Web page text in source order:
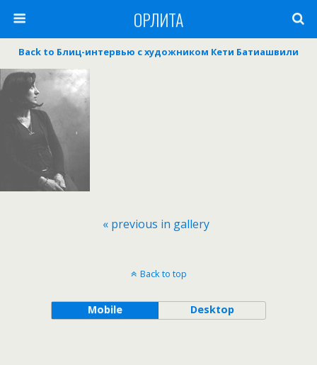
ОРЛИТА
Back to Блиц-интервью с художником Кети Батиашвили
« previous in gallery
Back to top
Mobile Desktop